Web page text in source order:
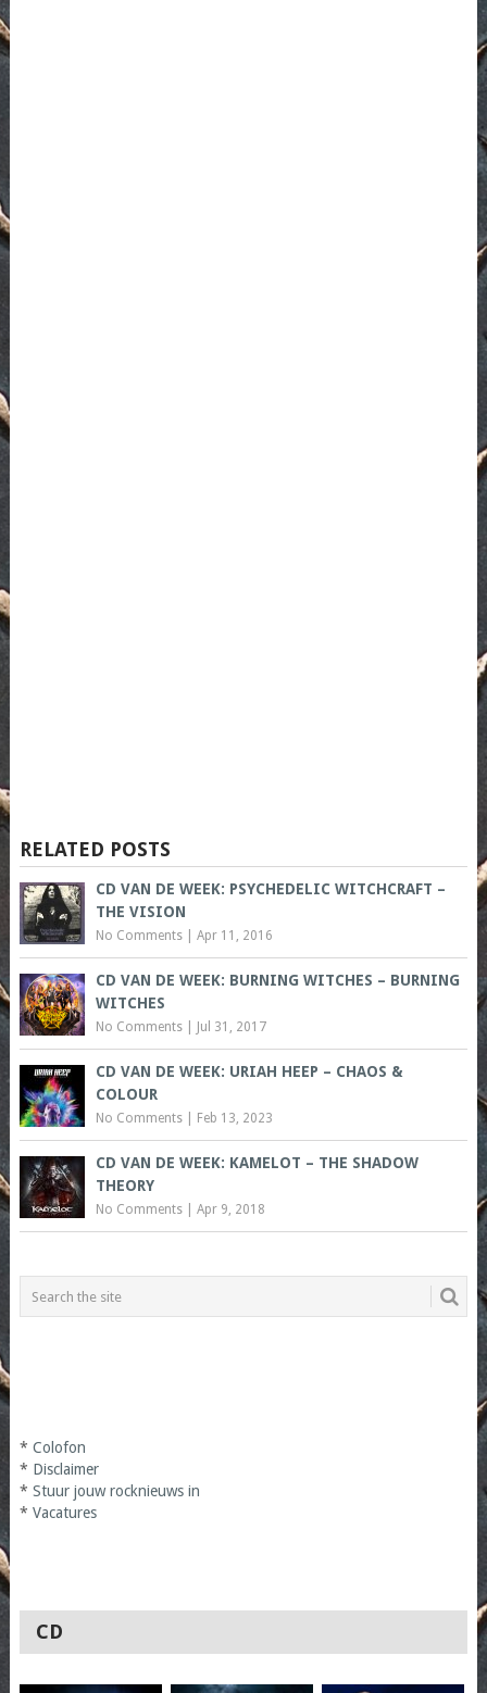
RELATED POSTS
CD VAN DE WEEK: PSYCHEDELIC WITCHCRAFT –
THE VISION
No Comments| Apr 11, 2016
CD VAN DE WEEK: BURNING WITCHES – BURNING
WITCHES
No Comments| Jul 31, 2017
CD VAN DE WEEK: URIAH HEEP – CHAOS &
COLOUR
No Comments| Feb 13, 2023
CD VAN DE WEEK: KAMELOT – THE SHADOW
THEORY
No Comments| Apr 9, 2018
* Colofon
* Disclaimer
* Stuur jouw rocknieuws in
* Vacatures
CD